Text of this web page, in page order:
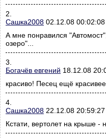
2.
Сашка2008 02.12.08 00:02:08
А мне понравился
озеро"...
3.
Богачёв евгений 18.12.08
красиво! Песец ещё
4.
Сашка2008 22.12.08 20:59:27
Кстати, вертолет на крыше -